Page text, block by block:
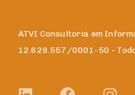
ATVI Consultoria em
12.628.557/0001-50 -